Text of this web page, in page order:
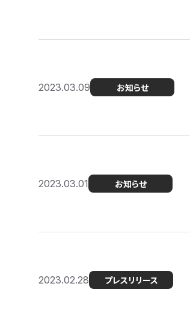
2023.03.09 お知らせ
2023.03.01 お知らせ
2023.02.28 プレスリリース